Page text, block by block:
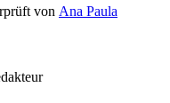
von Ana Paula